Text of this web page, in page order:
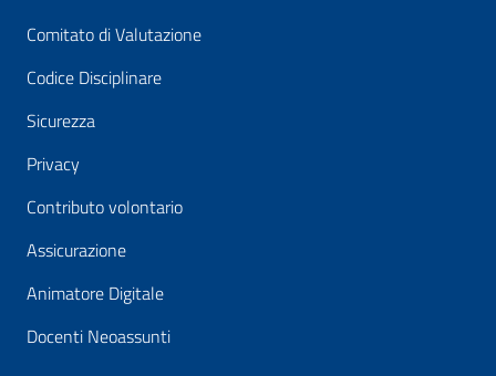
Comitato di Valutazione
Codice Disciplinare
Sicurezza
Privacy
Contributo volontario
Assicurazione
Animatore Digitale
Docenti Neoassunti